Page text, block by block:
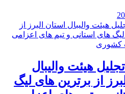
هیئت والیبال
از برترین های لیگ